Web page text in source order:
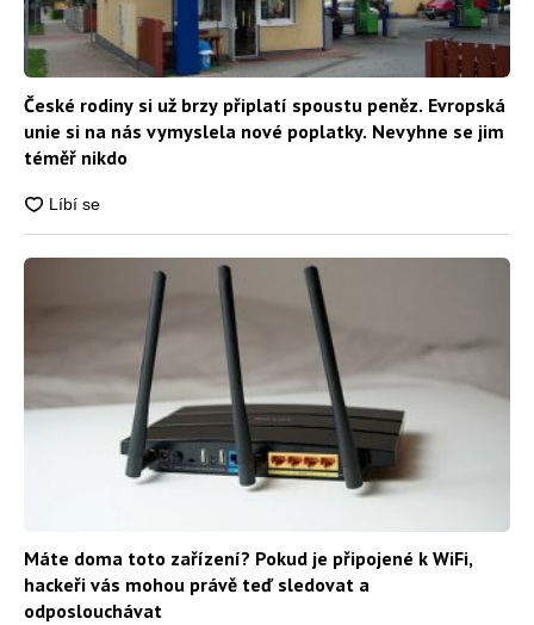
České rodiny si už brzy připlatí spoustu peněz. Evropská
unie si na nás vymyslela nové poplatky. Nevyhne se jim
téměř nikdo
Máte doma toto zařízení? Pokud je připojené k WiFi,
hackeři vás mohou právě teď sledovat a
odposlouchávat